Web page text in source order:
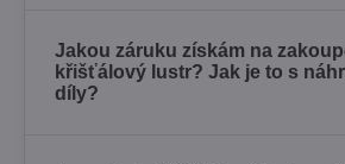
Jakou záruku získám na
křišťálový lustr? Jak je to s
díly?